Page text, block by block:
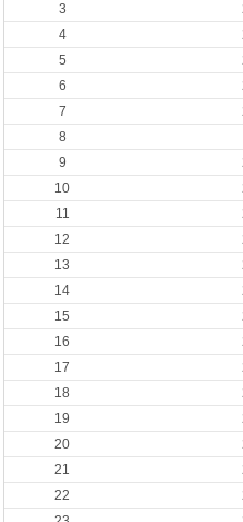
3
4
5
6
7
8
9
10
11
12
13
14
15
16
17
18
19
20
21
22